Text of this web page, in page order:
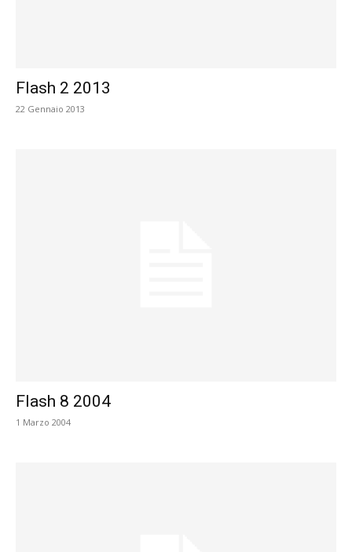
Flash 2 2013
22 Gennaio 2013
Flash 8 2004
1 Marzo 2004